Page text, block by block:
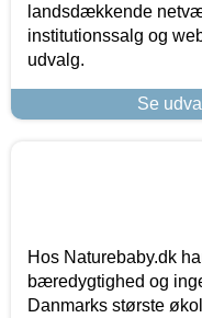
landsdækkende
institutionssalg og
udvalg.
Se
Hos Naturebaby.dk
bæredygtighed og
Danmarks største